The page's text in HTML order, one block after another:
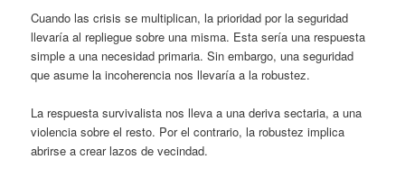
Cuando las crisis se multiplican, la prioridad por la seguridad
llevaría al repliegue sobre una misma. Esta sería una respuesta
simple a una necesidad primaria. Sin embargo, una seguridad
que asume la incoherencia nos llevaría a la robustez.
La respuesta survivalista nos lleva a una deriva sectaria, a una
violencia sobre el resto. Por el contrario, la robustez implica
abrirse a crear lazos de vecindad.